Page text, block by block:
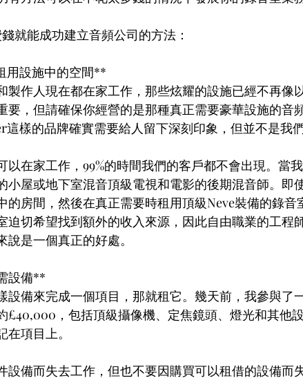
就能成功建立音頻公司的方法：
用設施中的空間**
製作人現在都在家工作，那些炫耀的設施已經不再像
要，但請確保你經營的是那種真正需要豪華設施的音
這樣的品牌確實需要給人留下深刻印象，但並不是我
以在家工作，99%的時間我們的客戶都不會出現。當
小屋或地下室混音頂級電視和電影的後期混音師。即
的房間，然後在真正需要時租用頂級Neve裝備的錄音
迫切希望找到額外的收入來源，因此自由職業的工程
是一個真正的好處。
設備**
設備來完成一個項目，那就租它。幾天前，我參與了
£40,000，包括頂級攝像機、定焦鏡頭、燈光和其他
在項目上。
設備而失去工作，但也不要因購買可以租借的設備而失